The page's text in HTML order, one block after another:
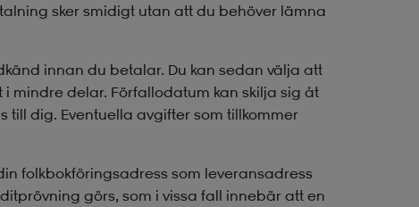
sker smidigt utan att du behöver lämna
innan du betalar. Du kan sedan välja att
delar. Förfallodatum kan skilja sig åt
dig. Eventuella avgifter som tillkommer
folkbokföringsadress som leveransadress
görs, som i vissa fall innebär att en